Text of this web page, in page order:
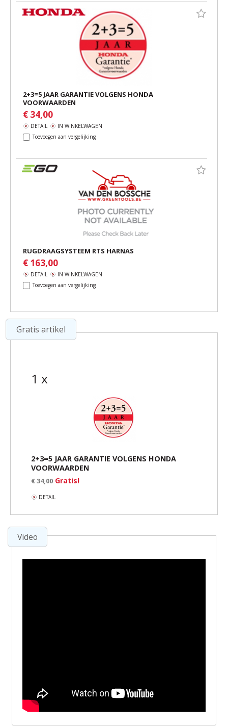
2+3=5 JAAR GARANTIE VOLGENS HONDA
VOORWAARDEN
€ 34,00
DETAIL
IN WINKELWAGEN
Toevoegen aan vergelijking
RUGDRAAGSYSTEEM RTS HARNAS
€ 163,00
DETAIL
IN WINKELWAGEN
Toevoegen aan vergelijking
Gratis artikel
1 x
2+3=5 JAAR GARANTIE VOLGENS HONDA
VOORWAARDEN
€ 34,00 Gratis!
DETAIL
Video